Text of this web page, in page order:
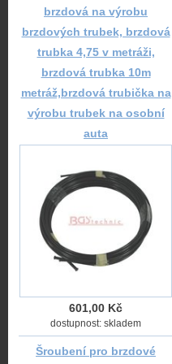
brzdová na výrobu
brzdových trubek, brzdová
trubka 4,75 v metráži,
brzdová trubka 10m
metráž,brzdová trubička na
výrobu trubek na osobní
auta
601,00 Kč
dostupnost: skladem
Šroubení pro brzdové